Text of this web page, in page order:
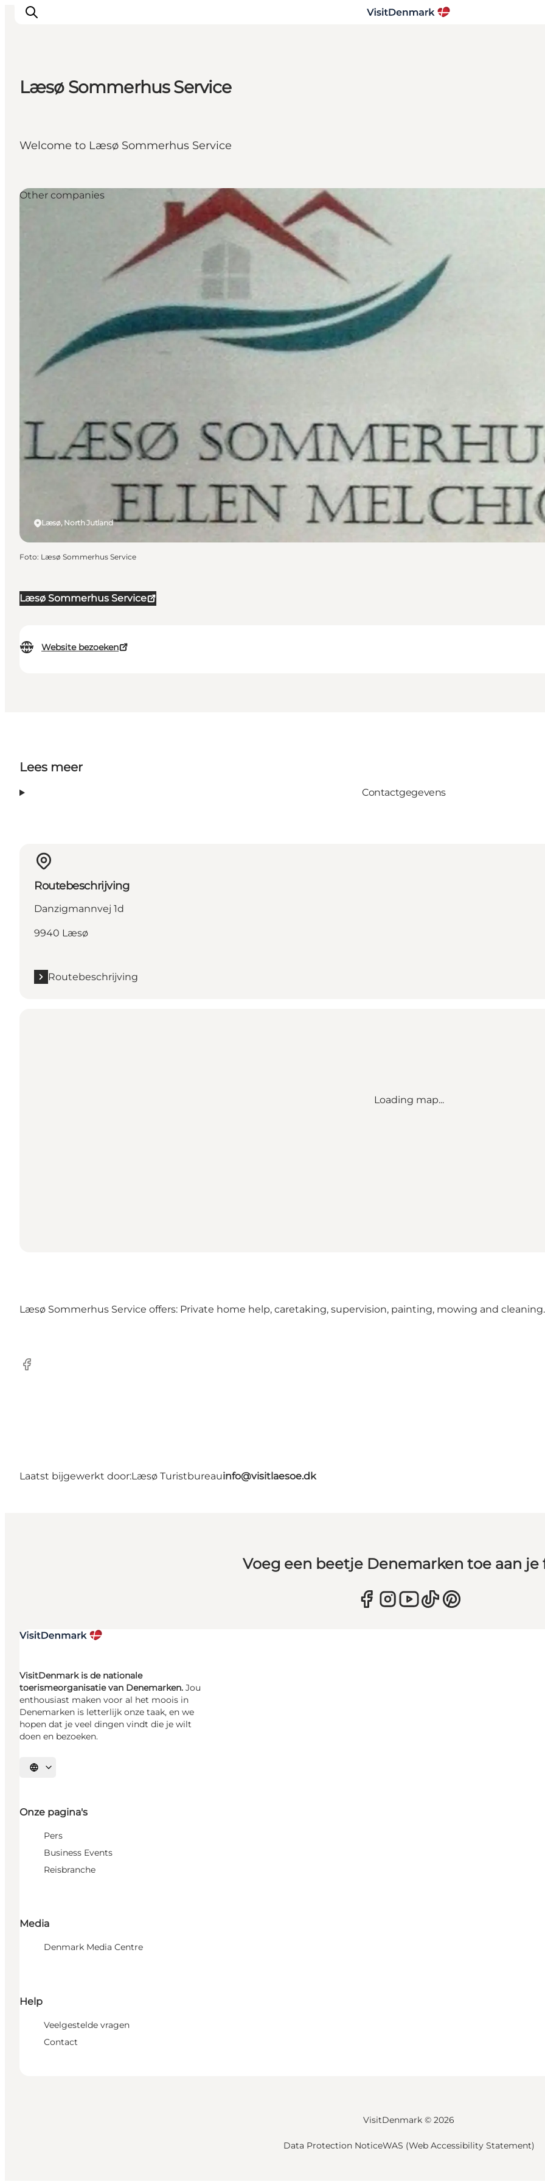
Wat te doen
Accommodaties
Læsø Sommerhus Service
Welcome to Læsø Sommerhus Service
Læsø Sommerhus Service
Website bezoeken
Læsø, North Jutland
Other companies
Foto: Læsø Sommerhus Service
Lees meer
Contactgegevens
Routebeschrijving
Danzigmannvej 1d
9940 Læsø
Routebeschrijving
Loading map...
Læsø Sommerhus Service offers: Private home help, caretaking, supervision, painting, mowing and cleaning.
Facebook
Laatst bijgewerkt door:Læsø Turistbureauinfo@visitlaesoe.dk
Voeg een beetje Denemarken toe aan je
VisitDenmark is de nationale
toerismeorganisatie van Denemarken. Jou
enthousiast maken voor al het moois in
Denemarken is letterlijk onze taak, en we
hopen dat je veel dingen vindt die je wilt
doen en bezoeken.
Selecteer taal
Onze pagina's
Pers
Business Events
Reisbranche
Media
Denmark Media Centre
Help
Veelgestelde vragen
Contact
VisitDenmark © 2026
Data Protection NoticeWAS (Web Accessibility Statement)